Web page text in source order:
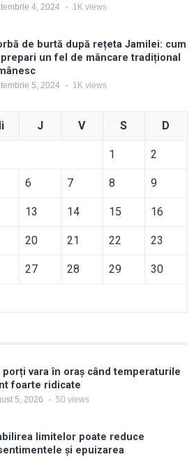
4, 2024 1Kviews
de burtă după rețeta Jamilei: cum
prepari un fel de mâncare tradițional
5, 2024 1Kviews
J V S D
1 2
6 7 8 9
13 14 15 16
20 21 22 23
27 28 29 30
porți vara în oraș când temperaturile
foarte ridicate
5, 2026 50 views
limitelor poate reduce
și epuizarea